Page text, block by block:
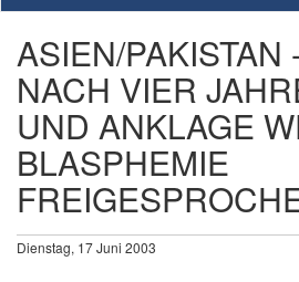
ASIEN/PAKISTAN
NACH VIER
UND ANKLAGE
BLASPHEMIE
Dienstag, 17 Juni 2003